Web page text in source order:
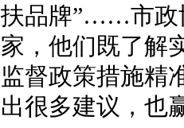
品牌”……市政
，他们既了解
督政策措施精
很多建议，也